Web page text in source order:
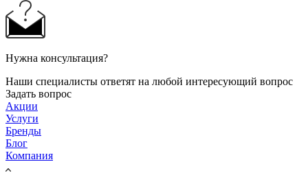
Нужна консультация?
Наши специалисты ответят на любой интересующий вопрос
Задать вопрос
Акции
Услуги
Бренды
Блог
Компания